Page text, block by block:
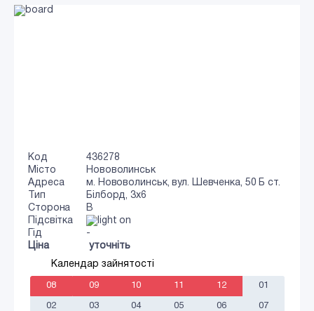
Код
436278
Місто
Нововолинськ
Адреса
м. Нововолинськ, вул. Шевченка, 50 Б ст.
Тип
Білборд, 3х6
Сторона
B
Підсвітка
Гід
-
Ціна
уточніть
Календар зайнятості
08 09 10 11 12 01
02 03 04 05 06 07